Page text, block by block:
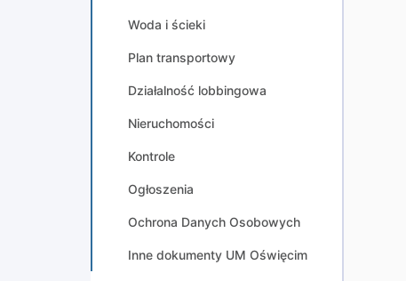
Woda i ścieki
Plan transportowy
Działalność lobbingowa
Nieruchomości
Kontrole
Ogłoszenia
Ochrona Danych Osobowych
Inne dokumenty UM Oświęcim